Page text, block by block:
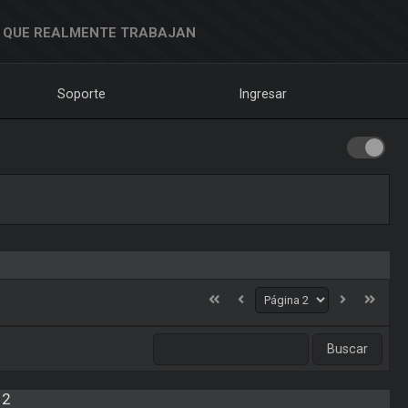
REALMENTE TRABAJAN
Soporte Ingresar